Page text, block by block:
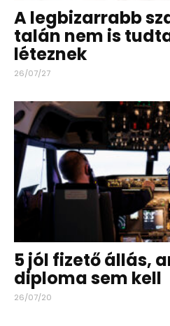
A legbizarrabb
talán nem is
léteznek
26/07/27
5 jól fizető állás,
diploma sem kell
26/07/20